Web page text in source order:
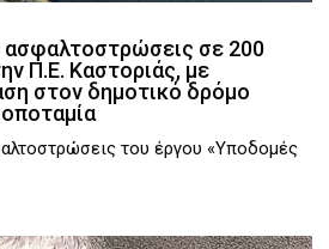
σε 200
Π.Ε. Καστοριάς, με
στον δημοτικό δρόμο
του έργου «Υποδομές